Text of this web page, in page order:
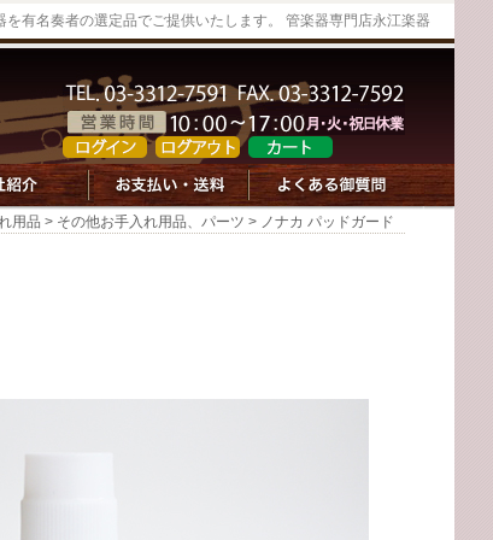
有名奏者の選定品でご提供いたします。 管楽器専門店永江楽器
用品 > その他お手入れ用品、パーツ > ノナカ パッドガード